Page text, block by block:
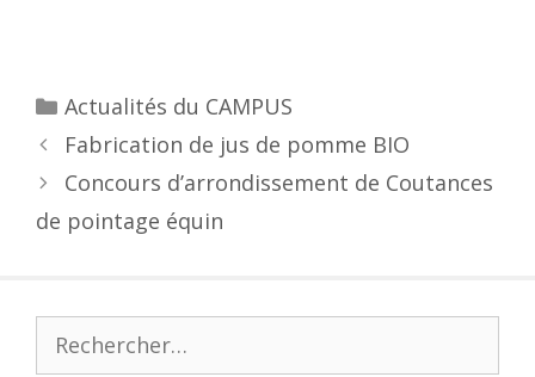
Actualités du CAMPUS
Fabrication de jus de pomme BIO
Concours d’arrondissement de Coutances
de pointage équin